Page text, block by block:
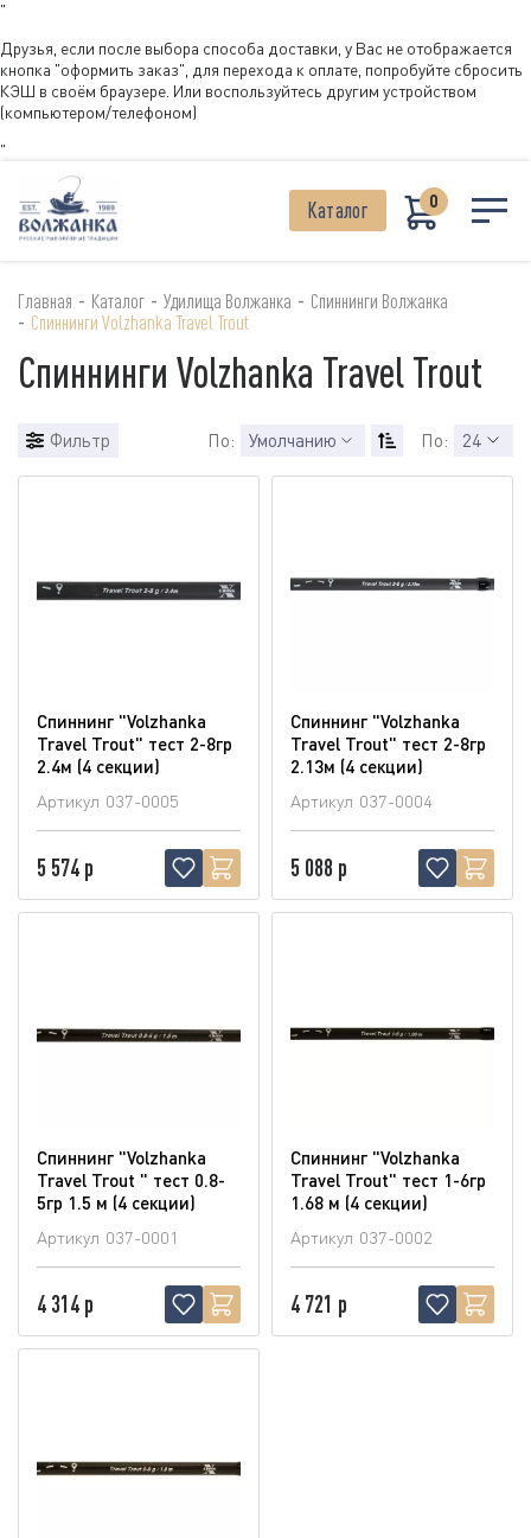
"
Друзья, если после выбора способа доставки, у Вас не отображается
кнопка "оформить заказ", для перехода к оплате, попробуйте сбросить
КЭШ в своём браузере. Или воспользуйтесь другим устройством
(компьютером/телефоном)
"
Каталог 0
Главная - Каталог - Удилища Волжанка - Спиннинги Волжанка
- Спиннинги Volzhanka Travel Trout
Спиннинги Volzhanka Travel Trout
Фильтр По: Умолчанию По: 24
Спиннинг "Volzhanka
Travel Trout" тест 2-8гр
2.4м (4 секции)
Артикул 037-0005
5 574 р
Спиннинг "Volzhanka
Travel Trout" тест 2-8гр
2.13м (4 секции)
Артикул 037-0004
5 088 р
Спиннинг "Volzhanka
Travel Trout " тест 0.8-
5гр 1.5 м (4 секции)
Артикул 037-0001
4 314 р
Спиннинг "Volzhanka
Travel Trout" тест 1-6гр
1.68 м (4 секции)
Артикул 037-0002
4 721 р